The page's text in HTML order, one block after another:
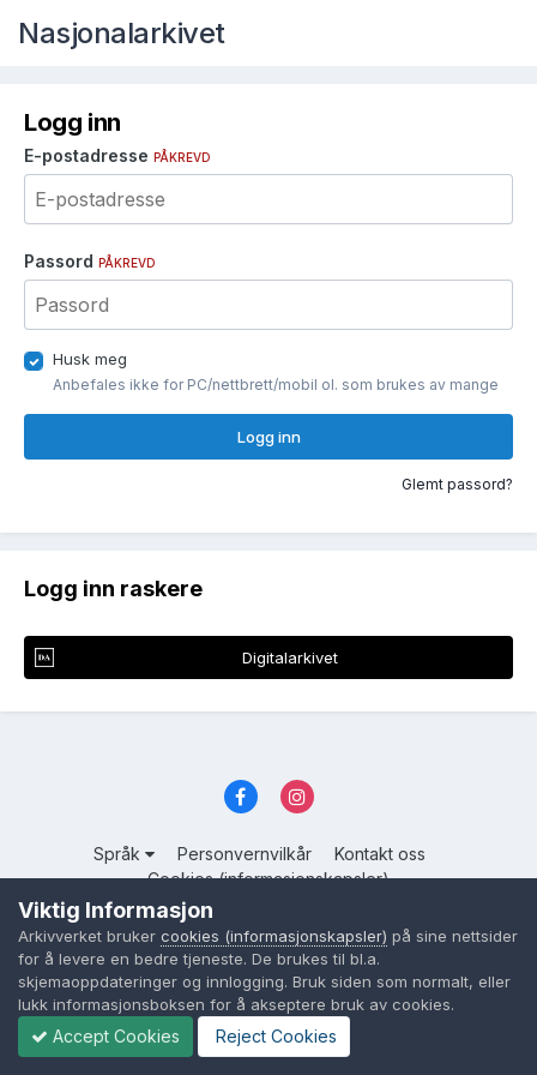
Nasjonalarkivet
Logg inn
E-postadresse PÅKREVD
Passord PÅKREVD
Husk meg
Anbefales ikke for PC/nettbrett/mobil ol. som brukes av mange
Logg inn
Glemt passord?
Logg inn raskere
Digitalarkivet
Språk Personvernvilkår
Kontakt oss
Cookies (informasjonskapsler)
Powered by Invision Community
Viktig Informasjon
Arkivverket bruker cookies (informasjonskapsler) på sine nettsider
for å levere en bedre tjeneste. De brukes til bl.a.
skjemaoppdateringer og innlogging. Bruk siden som normalt, eller
lukk informasjonsboksen for å akseptere bruk av cookies.
Accept Cookies Reject Cookies